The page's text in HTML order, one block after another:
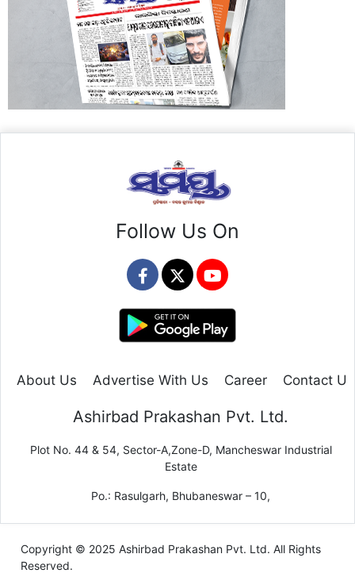
Follow Us On
About Us Advertise With Us Career Contact Us
Ashirbad Prakashan Pvt. Ltd.
Plot No. 44 & 54, Sector-A,Zone-D, Mancheswar Industrial
Estate
Po.: Rasulgarh, Bhubaneswar – 10,
Copyright © 2025 Ashirbad Prakashan Pvt. Ltd. All Rights
Reserved.